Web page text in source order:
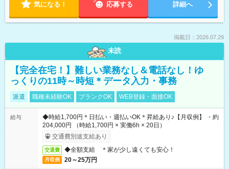
気になる！ 応募する 詳細へ
掲載日：2026.07.29
未読
【完全在宅！】難しい業務なし＆電話なし！ゆ
っくりの11時～時短＊データ入力・事務
派遣 職種未経験OK ブランクOK WEB登録・面接OK
給与
◆時給1,700円＊日払い・週払いOK＊昇給あり♪【月収例】 ・約
204,000円 （時給1,700円 × 実働6h × 20日）
交通費別途支給あり
交通費 ◆全額支給 ＊家が少し遠くても安心！
月収例 20～25万円